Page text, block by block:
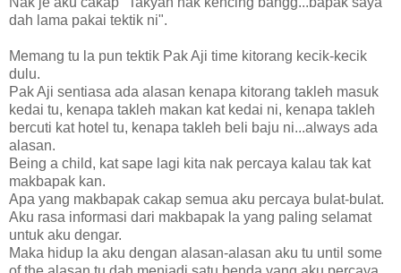
dah lama pakai tektik ni".
Memang tu la pun tektik Pak Aji time kitorang kecik-kecik
dulu.
Pak Aji sentiasa ada alasan kenapa kitorang takleh masuk
kedai tu, kenapa takleh makan kat kedai ni, kenapa takleh
bercuti kat hotel tu, kenapa takleh beli baju ni...always ada
alasan.
Being a child, kat sape lagi kita nak percaya kalau tak kat
makbapak kan.
Apa yang makbapak cakap semua aku percaya bulat-bulat.
Aku rasa informasi dari makbapak la yang paling selamat
untuk aku dengar.
Maka hidup la aku dengan alasan-alasan aku tu until some